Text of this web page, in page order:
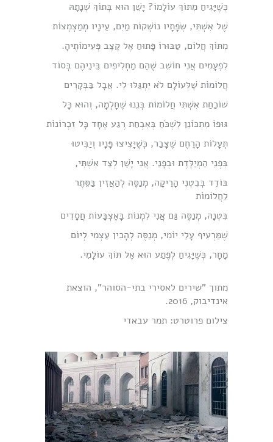
כְּשֶׁיָּגִיחַ מִתּוֹךְ עוֹלָמוֹ? יָשֵׁן הוּא בְּתוֹךְ שְׁנָתָהּ
שֶׁל אִשְׁתִּי, שְׂפָתָיו נוֹשְׁקוֹת מַיִם, עֵינָיו מְמַצְמְצוֹת
מִתּוֹךְ חֲלוֹם, טַבּוּרוֹ פָּתוּחַ אֶל קֶצֶב פְּעִימוֹתֶיהָ.
לִפְעָמִים אֲנִי חוֹשֵׁב שֶׁהֵם מַחְלִיפִים בֵּינֵיהֶם בְּסוֹד
חֲלוֹמוֹת שֶׁלְּעוֹלָם לֹא יִתְגַּלּוּ לִי. אֲבָל בַּבְּקָרִים
שׁוֹכַחַת אִשְׁתִּי חֲלוֹמוֹת בְּנֵנוּ שֶׁחָלְמָה, וְהוּא כָּל
גּוּפוֹ מִתְכּוֹנֵן לִשְׁכֹּחַ בְּאִבְחַת רֶגַע אֶחָד כָּל זִכְרוֹנוֹת
תְּעָלוֹת הָרֶחֶם שֶׁצָּבַר, כְּשֶׁיָּצִיצוּ פָּנָיו וְיַבִּיטוּ
בִּפְנֵי הַמְיַלֶּדֶת וּבְפָנַי. אֲנִי יָשֵׁן לְצַד אִשְׁתִּי,
בּוֹדֵד בְּבִטְנִי הָרֵיקָה, מְנַסֶּה לְהַאֲזִין בַּסֵּתֶר
לַחֲלוֹמוֹת
בִּטְנָהּ, מְנַסֶּה גַּם אֲנִי לִמְנוֹת בָּאֶצְבָּעוֹת חֲסָדִים
שֶׁמַּרְעִיף עָלַי יוֹמִי, מְנַסֶּה לְהָכִין עַצְמִי לְיוֹם
מָחָר, כְּשֶׁיָּגִיחַ לְפֶתַע הוּא אֶל תּוֹךְ עוֹלָמִי.
מתוך "שירים לאסירי בתי-הסוהר", הוצאת
אינדיבוק, 2016.
צילום פרוטרט: תמר עבאדי